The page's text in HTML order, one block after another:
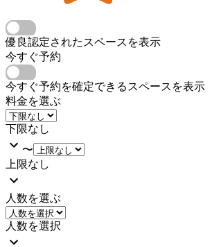
優良認定されたスペースを表示
今すぐ予約
今すぐ予約を確定できるスペースを表示
料金を選ぶ
下限なし
〜
上限なし
人数を選ぶ
人数を選択